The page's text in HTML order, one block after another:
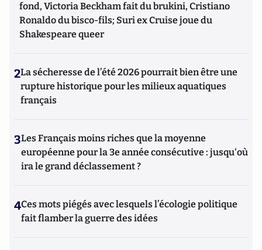
fond, Victoria Beckham fait du brukini, Cristiano
Ronaldo du bisco-fils; Suri ex Cruise joue du
Shakespeare queer
2La sécheresse de l’été 2026 pourrait bien être une
rupture historique pour les milieux aquatiques
français
3Les Français moins riches que la moyenne
européenne pour la 3e année consécutive : jusqu'où
ira le grand déclassement ?
4Ces mots piégés avec lesquels l’écologie politique
fait flamber la guerre des idées